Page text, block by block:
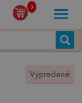
0
Vypredané